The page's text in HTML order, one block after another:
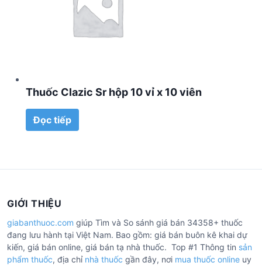
Thuốc Clazic Sr hộp 10 vỉ x 10 viên
Đọc tiếp
GIỚI THIỆU
giabanthuoc.com giúp Tìm và So sánh giá bán 34358+ thuốc
đang lưu hành tại Việt Nam. Bao gồm: giá bán buôn kê khai dự
kiến, giá bán online, giá bán tạ nhà thuốc. Top #1 Thông tin sản
phẩm thuốc, địa chỉ nhà thuốc gần đây, nơi mua thuốc online uy